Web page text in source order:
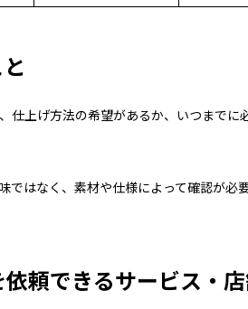
仕上げ方法の希望があるか、いつまでに
はなく、素材や仕様によって確認が必要
頼できるサービス・